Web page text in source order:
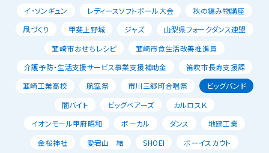
イ･ソンギュン
レディースソフトボール大会
秋の編み物講座
凧づくり
甲斐上野城 ジャズ
山梨県フォークダンス連盟
韮崎市おせちレシピ
韮崎市食生活改善推進員
介護予防・生活支援サービス事業支援補助金
笛吹市長寿支援課
韮崎工業高校
航空祭 市川三郷町合唱祭
ビッグバンド
闇バイト
ビッグベアーズ
カルロスＫ
イオンモール甲府昭和
ボーカル ダンス
地建工業
金桜神社
愛宕山 結 SHOEI
ボーイスカウト